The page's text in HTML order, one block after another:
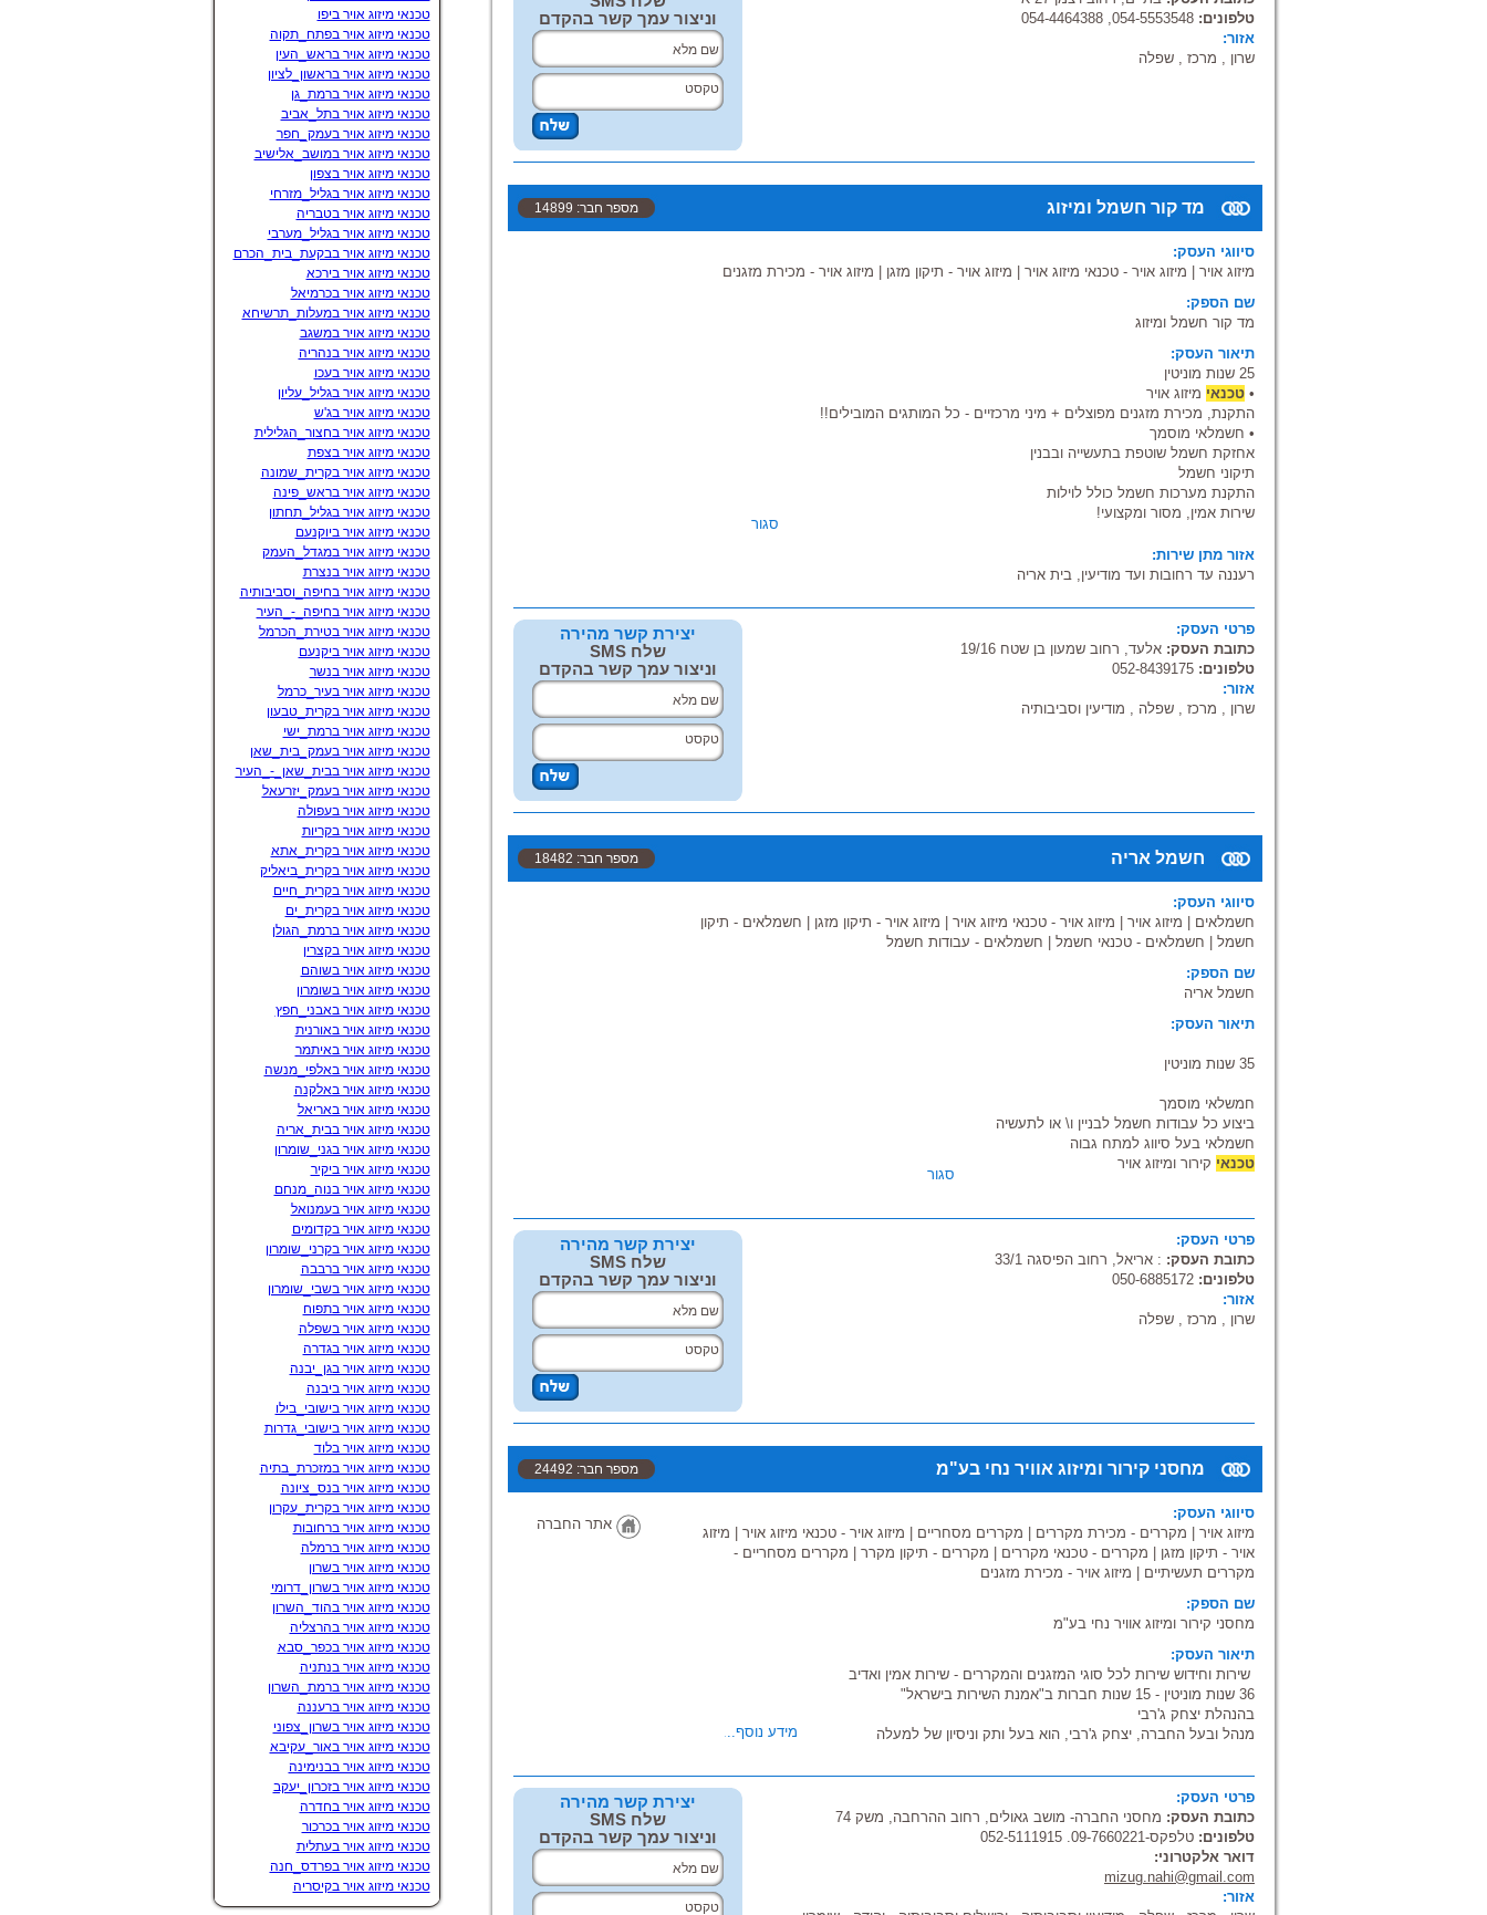
טלפונים: 054-5553548, 054-4464388
אזור:
שרון , מרכז , שפלה
וניצור עמך קשר בהקדם
מד קור חשמל ומיזוג מספר חבר: 14899
סיווגי העסק:
מיזוג אויר
מיזוג אויר - טכנאי מיזוג אויר מיזוג אויר - תיקון מזגן
מיזוג אויר - מכירת מזגנים
שם הספק:
מד קור חשמל ומיזוג
תיאור העסק:
25 שנות מוניטין
• טכנאי מיזוג אויר
התקנת, מכירת מזגנים מפוצלים + מיני מרכזיים - כל המותגים המובילים!!
• חשמלאי מוסמך
אחזקת חשמל שוטפת בתעשייה ובבנין
תיקוני חשמל
התקנת מערכות חשמל כולל לוילות
שירות אמין, מסור ומקצועי!
סגור
אזור מתן שירות:
רעננה עד רחובות ועד מודיעין, בית אריה
פרטי העסק:
כתובת העסק: אלעד, רחוב שמעון בן שטח 19/16
טלפונים: 052-8439175
אזור:
שרון , מרכז , שפלה , מודיעין וסביבותיה
יצירת קשר מהירה
שלח SMS
וניצור עמך קשר בהקדם
חשמל אריה מספר חבר: 18482
סיווגי העסק:
חשמלאים
מיזוג אויר מיזוג אויר - טכנאי מיזוג אויר מיזוג אויר - תיקון מזגן
חשמלאים - תיקון
חשמל
חשמלאים - טכנאי חשמל
חשמלאים - עבודות חשמל
שם הספק:
חשמל אריה
תיאור העסק:
35 שנות מוניטין
חמשלאי מוסמך
ביצוע כל עבודות חשמל לבניין ו\ או לתעשיה
חשמלאי בעל סיווג למתח גבוה
טכנאי קירור ומיזוג אויר
סגור
פרטי העסק:
כתובת העסק: : אריאל, רחוב הפיסגה 33/1
טלפונים: 050-6885172
אזור:
שרון , מרכז , שפלה
יצירת קשר מהירה
שלח SMS
וניצור עמך קשר בהקדם
מחסני קירור ומיזוג אוויר נחי בע"מ מספר חבר: 24492
סיווגי העסק:
מיזוג אויר
מקררים - מכירת מקררים מקררים מסחריים מיזוג אויר - טכנאי מיזוג אויר
מיזוג
אויר - תיקון מזגן
מקררים - טכנאי מקררים מקררים - תיקון מקרר
מקררים מסחריים -
מקררים תעשיתיים
מיזוג אויר - מכירת מזגנים
שם הספק:
מחסני קירור ומיזוג אוויר נחי בע"מ
תיאור העסק:
שירות וחידוש שירות לכל סוגי המזגנים והמקררים - שירות אמין ואדיב
36 שנות מוניטין - 15 שנות חברות ב"אמנת השירות בישראל"
בהנהלת יצחק ג'רבי
מנהל ובעל החברה, יצחק ג'רבי, הוא בעל ותק וניסיון של למעלה
מקצועיים בתחום.
• שירות, תיקון, התקנת, אחזקת, מכירת מזגנים
החברה מתקינה ומתקנת מזגנים ביתיים או תעשייתיים, מכל הסוגים
ומתוצרת כל החברות.
מכירת מזגנים יד שנייה.
ההתקנה כוללת את כל עבודות ההכנה והגמר הנדרשות, כגון: יצירת
פתחי אוורור, הנמכת תקרות, הכנת תשתית לחשמל, ספוטים, צביעה וכד'.
מידע נוסף...
אתר החברה
פרטי העסק:
כתובת העסק: מחסני החברה- מושב גאולים, רחוב ההרחבה, משק 74
טלפונים: טלפקס-09-7660221. 052-5111915
דואר אלקטרוני:
mizug.nahi@gmail.com
אזור:
יצירת קשר מהירה
שלח SMS
וניצור עמך קשר בהקדם
טכנאי מיזוג אויר ביפו
טכנאי מיזוג אויר בפתח_תקוה
טכנאי מיזוג אויר בראש_העין
טכנאי מיזוג אויר בראשון_לציון
טכנאי מיזוג אויר ברמת_גן
טכנאי מיזוג אויר בתל_אביב
טכנאי מיזוג אויר בעמק_חפר
טכנאי מיזוג אויר במושב_אלישיב
טכנאי מיזוג אויר בצפון
טכנאי מיזוג אויר בגליל_מזרחי
טכנאי מיזוג אויר בטבריה
טכנאי מיזוג אויר בגליל_מערבי
טכנאי מיזוג אויר בבקעת_בית_הכרם
טכנאי מיזוג אויר בירכא
טכנאי מיזוג אויר בכרמיאל
טכנאי מיזוג אויר במעלות_תרשיחא
טכנאי מיזוג אויר במשגב
טכנאי מיזוג אויר בנהריה
טכנאי מיזוג אויר בעכו
טכנאי מיזוג אויר בגליל_עליון
טכנאי מיזוג אויר בג'ש
טכנאי מיזוג אויר בחצור_הגלילית
טכנאי מיזוג אויר בצפת
טכנאי מיזוג אויר בקרית_שמונה
טכנאי מיזוג אויר בראש_פינה
טכנאי מיזוג אויר בגליל_תחתון
טכנאי מיזוג אויר ביוקנעם
טכנאי מיזוג אויר במגדל_העמק
טכנאי מיזוג אויר בנצרת
טכנאי מיזוג אויר בחיפה_וסביבותיה
טכנאי מיזוג אויר בחיפה_-_העיר
טכנאי מיזוג אויר בטירת_הכרמל
טכנאי מיזוג אויר ביקנעם
טכנאי מיזוג אויר בנשר
טכנאי מיזוג אויר בעיר_כרמל
טכנאי מיזוג אויר בקרית_טבעון
טכנאי מיזוג אויר ברמת_ישי
טכנאי מיזוג אויר בעמק_בית_שאן
טכנאי מיזוג אויר בבית_שאן_-_העיר
טכנאי מיזוג אויר בעמק_יזרעאל
טכנאי מיזוג אויר בעפולה
טכנאי מיזוג אויר בקריות
טכנאי מיזוג אויר בקרית_אתא
טכנאי מיזוג אויר בקרית_ביאליק
טכנאי מיזוג אויר בקרית_חיים
טכנאי מיזוג אויר בקרית_ים
טכנאי מיזוג אויר ברמת_הגולן
טכנאי מיזוג אויר בקצרין
טכנאי מיזוג אויר בשוהם
טכנאי מיזוג אויר בשומרון
טכנאי מיזוג אויר באבני_חפץ
טכנאי מיזוג אויר באורנית
טכנאי מיזוג אויר באיתמר
טכנאי מיזוג אויר באלפי_מנשה
טכנאי מיזוג אויר באלקנה
טכנאי מיזוג אויר באריאל
טכנאי מיזוג אויר בבית_אריה
טכנאי מיזוג אויר בגני_שומרון
טכנאי מיזוג אויר ביקיר
טכנאי מיזוג אויר בנוה_מנחם
טכנאי מיזוג אויר בעמנואל
טכנאי מיזוג אויר בקדומים
טכנאי מיזוג אויר בקרני_שומרון
טכנאי מיזוג אויר ברבבה
טכנאי מיזוג אויר בשבי_שומרון
טכנאי מיזוג אויר בתפוח
טכנאי מיזוג אויר בשפלה
טכנאי מיזוג אויר בגדרה
טכנאי מיזוג אויר בגן_יבנה
טכנאי מיזוג אויר ביבנה
טכנאי מיזוג אויר בישובי_בילו
טכנאי מיזוג אויר בישובי_גדרות
טכנאי מיזוג אויר בלוד
טכנאי מיזוג אויר במזכרת_בתיה
טכנאי מיזוג אויר בנס_ציונה
טכנאי מיזוג אויר בקרית_עקרון
טכנאי מיזוג אויר ברחובות
טכנאי מיזוג אויר ברמלה
טכנאי מיזוג אויר בשרון
טכנאי מיזוג אויר בשרון_דרומי
טכנאי מיזוג אויר בהוד_השרון
טכנאי מיזוג אויר בהרצליה
טכנאי מיזוג אויר בכפר_סבא
טכנאי מיזוג אויר בנתניה
טכנאי מיזוג אויר ברמת_השרון
טכנאי מיזוג אויר ברעננה
טכנאי מיזוג אויר בשרון_צפוני
טכנאי מיזוג אויר באור_עקיבא
טכנאי מיזוג אויר בבנימינה
טכנאי מיזוג אויר בזכרון_יעקב
טכנאי מיזוג אויר בחדרה
טכנאי מיזוג אויר בכרכור
טכנאי מיזוג אויר בעתלית
טכנאי מיזוג אויר בפרדס_חנה
טכנאי מיזוג אויר בקיסריה